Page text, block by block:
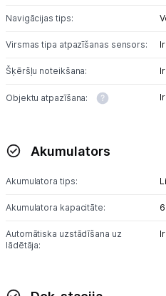
Navigācijas tips:
Virsmas tipa atpazīšanas sensors: Ir
Šķēršļu noteikšana: Ir
Objektu atpazīšana: Ir
Akumulators
Akumulatora tips:
Akumulatora kapacitāte:
Automātiska uzstādīšana uz
lādētāja:
Ir